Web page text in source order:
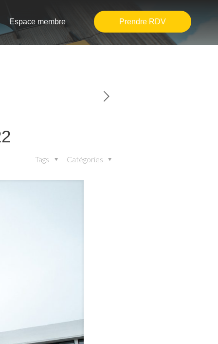
Espace membre Prendre RDV
Catégories
Tags